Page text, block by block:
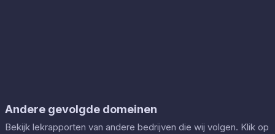
Andere gevolgde domeinen
Bekijk lekrapporten van andere bedrijven die wij volgen. Klik op